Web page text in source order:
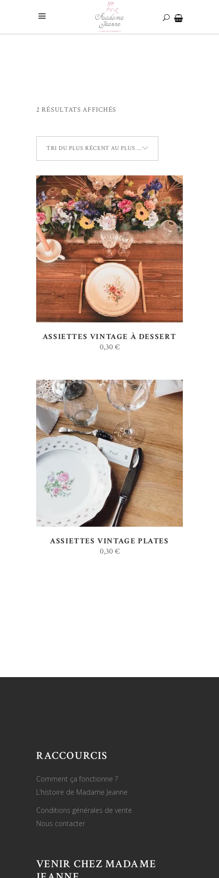
2 RÉSULTATS AFFICHÉS
TRI DU PLUS RÉCENT AU PLUS ANCIEN
AJOUTER AU DEVIS
ASSIETTES VINTAGE À DESSERT
0,30€
AJOUTER AU DEVIS
ASSIETTES VINTAGE PLATES
0,30€
RACCOURCIS
Comment ça fonctionne ?
L’histoire de Madame Jeanne
Conditions générales de vente
Nous contacter
VENIR CHEZ MADAME